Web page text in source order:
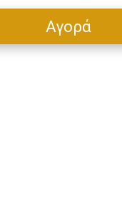
Αγορά
Cart